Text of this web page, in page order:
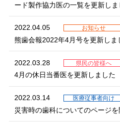
ード製作協力医の一覧を更新しま
2022.04.05 お知らせ
熊歯会報2022年4月号を更新しま
2022.03.28 県民の皆様へ
4月の休日当番医を更新しました
2022.03.14 医療従事者向け
災害時の歯科についてのページ